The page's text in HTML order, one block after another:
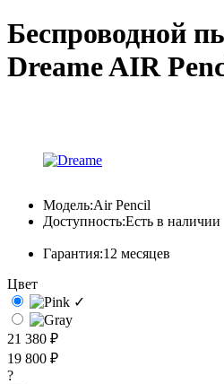
Беспроводной
Dreame AIR
Модель:Air Pencil
Доступность:Есть в наличии
Гарантия:12 месяцев
Цвет
✓
21 380 ₽
19 800 ₽
?